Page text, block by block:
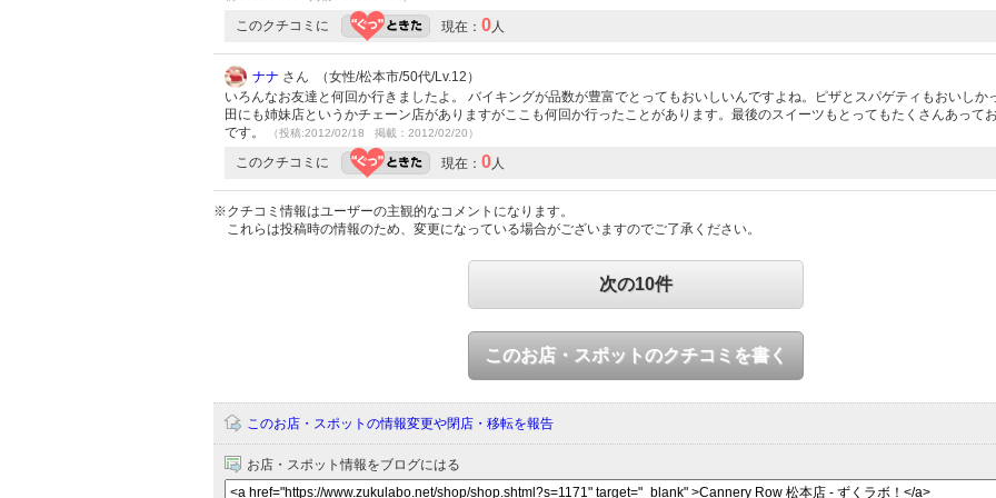
このクチコミに 現在： 0人
ナナ さん （女性/松本市/50代/Lv.12）
いろんなお友達と何回か行きましたよ。 バイキングが品数が豊富でとってもおいしいんですよね。ピザとスパゲティもおいしか
田にも姉妹店というかチェーン店がありますがここも何回か行ったことがあります。最後のスイーツもとってもたくさんあって
です。
（投稿:2012/02/18 掲載：2012/02/20）
このクチコミに 現在： 0人
※クチコミ情報はユーザーの主観的なコメントになります。
これらは投稿時の情報のため、変更になっている場合がございますのでご了承ください。
次の10件
このお店・スポットのクチコミを書く
このお店・スポットの情報変更や閉店・移転を報告
お店・スポット情報をブログにはる